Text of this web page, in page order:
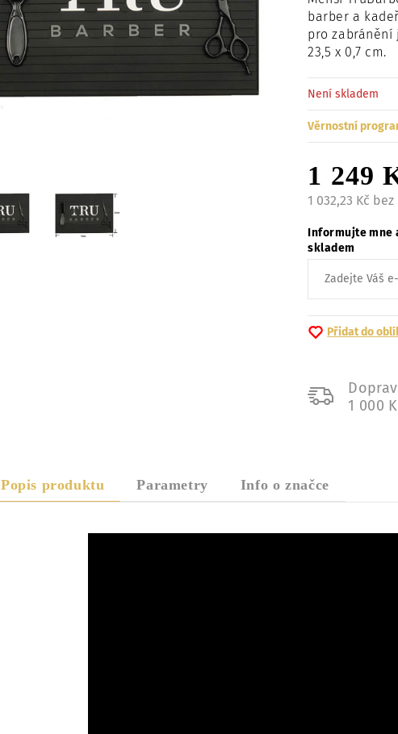
barber a
pro zabránění
23,5 x 0,7 cm.
Není skladem
Věrnostní
1 249
1 032,23 Kč bez
Informujte mne
skladem
Přidat do
1 000
Popis produktu Parametry Info o značce